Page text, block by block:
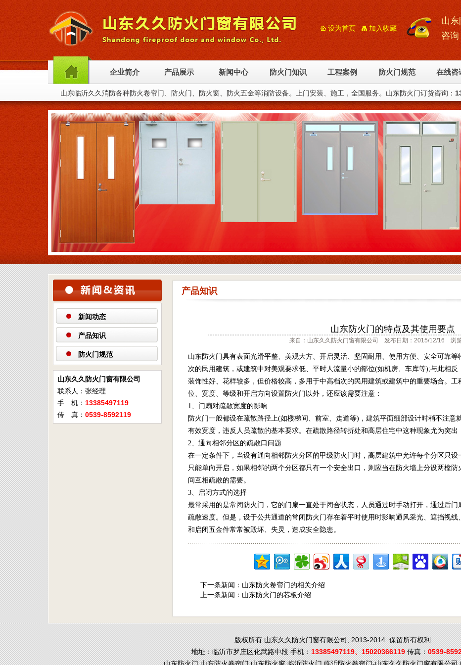
设为首页 加入收藏
山
咨
企业简介 产品展示 新闻中心 防火门知识 工程案例 防火门规范 在线咨
山东临沂久久消防各种防火卷帘门、防火门、防火窗、防火五金等消防设备。上门安装、施工，全国服务。山东防火门订货咨询：
新闻动态
产品知识
防火门规范
山东久久防火门窗有限公司
联系人：张经理
手 机： 13385497119
传 真： 0539-8592119
产品知识
山东防火门的特点及其使用要点
来自：山东久久防火门窗有限公司 发布日期：2015/12/16 浏
山东防火门具有表面光滑平整、美观大方、开启灵活、坚固耐用、使用方便、安全可靠
次的民用建筑，或建筑中对美观要求低、平时人流量小的部位(如机房、车库等);与此相
装饰性好、花样较多，但价格较高，多用于中高档次的民用建筑或建筑中的重要场合。
位、宽度、等级和开启方向设置防火门以外，还应该需要注意：
1、门扇对疏散宽度的影响
防火门一般都设在疏散路径上(如楼梯间、前室、走道等)，建筑平面细部设计时稍不注意
有效宽度，违反人员疏散的基本要求。在疏散路径转折处和高层住宅中这种现象尤为突出
2、通向相邻分区的疏散口问题
在一定条件下，当设有通向相邻防火分区的甲级防火门时，高层建筑中允许每个分区只
只能单向开启，如果相邻的两个分区都只有一个安全出口，则应当在防火墙上分设两樘
间互相疏散的需要。
3、启闭方式的选择
最常采用的是常闭防火门，它的门扇一直处于闭合状态，人员通过时手动打开，通过后
疏散速度。但是，设于公共通道的常闭防火门存在着平时使用时影响通风采光、遮挡视
和启闭五金件常常被毁坏、失灵，造成安全隐患。
下一条新闻： 山东防火卷帘门的相关介绍
上一条新闻： 山东防火门的芯板介绍
版权所有 山东久久防火门窗有限公司, 2013-2014. 保留所有权利
地址：临沂市罗庄区化武路中段 手机： 13385497119、15020366119传真： 0539-